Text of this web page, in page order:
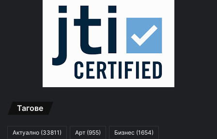
Тагове
Актуално (33811) Арт (955) Бизнес (1654)